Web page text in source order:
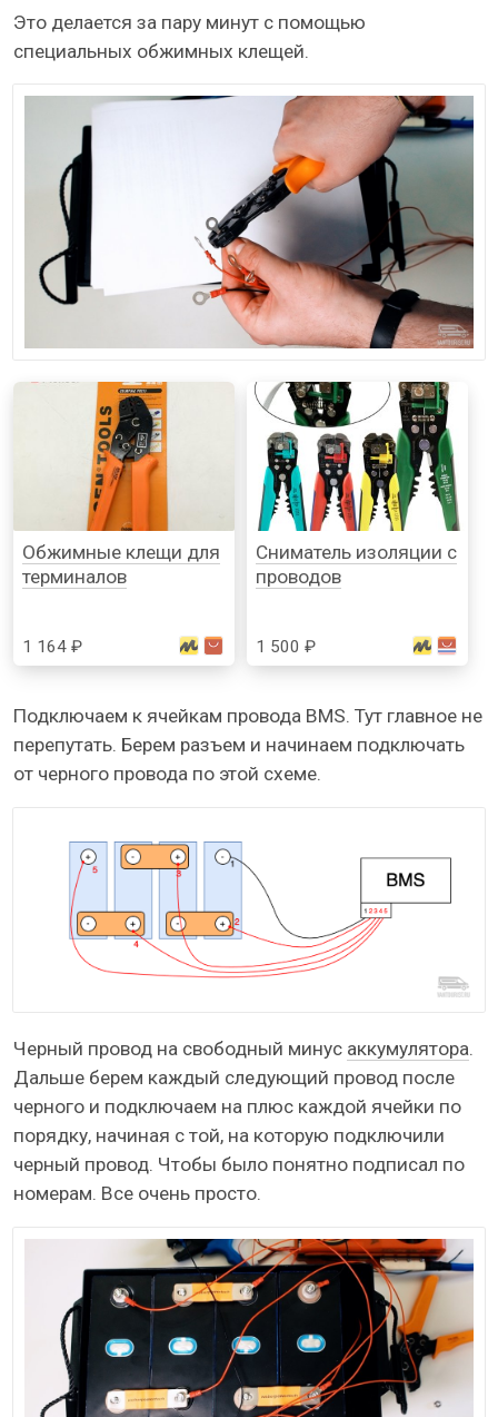
Это делается за пару минут с помощью
специальных обжимных клещей.
Обжимные клещи для
терминалов
1 164 ₽
Сниматель изоляции с
проводов
1 500 ₽
Подключаем к ячейкам провода BMS. Тут главное не
перепутать. Берем разъем и начинаем подключать
от черного провода по этой схеме.
Черный провод на свободный минус аккумулятора.
Дальше берем каждый следующий провод после
черного и подключаем на плюс каждой ячейки по
порядку, начиная с той, на которую подключили
черный провод. Чтобы было понятно подписал по
номерам. Все очень просто.